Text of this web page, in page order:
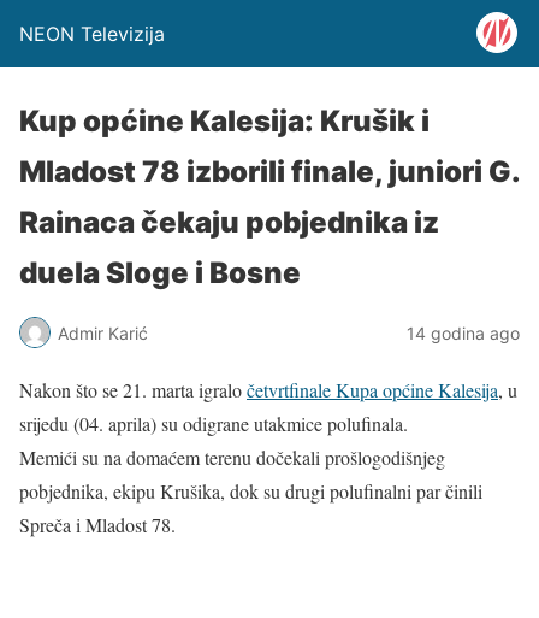
NEON Televizija
Kup općine Kalesija: Krušik i
Mladost 78 izborili finale, juniori G.
Rainaca čekaju pobjednika iz
duela Sloge i Bosne
Admir Karić 14 godina ago
Nakon što se 21. marta igraločetvrtfinale Kupa općine Kalesija, u
srijedu (04. aprila) su odigrane utakmice polufinala.
Memići su na domaćem terenu dočekali prošlogodišnjeg
pobjednika, ekipu Krušika, dok su drugi polufinalni par činili
Spreča i Mladost 78.